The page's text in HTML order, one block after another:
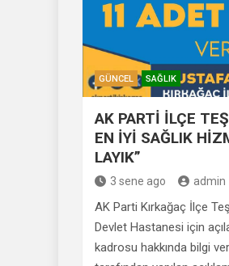
GÜNCEL SAĞLIK
AK PARTİ İLÇE
EN İYİ SAĞLIK
LAYIK”
3 sene ago admin
AK Parti Kırkağaç İlçe
Devlet Hastanesi için
kadrosu hakkında bilgi